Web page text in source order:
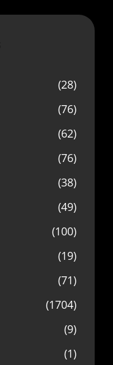
(28)
(76)
(62)
(76)
(38)
(49)
(100)
(19)
(71)
(1704)
(9)
(1)